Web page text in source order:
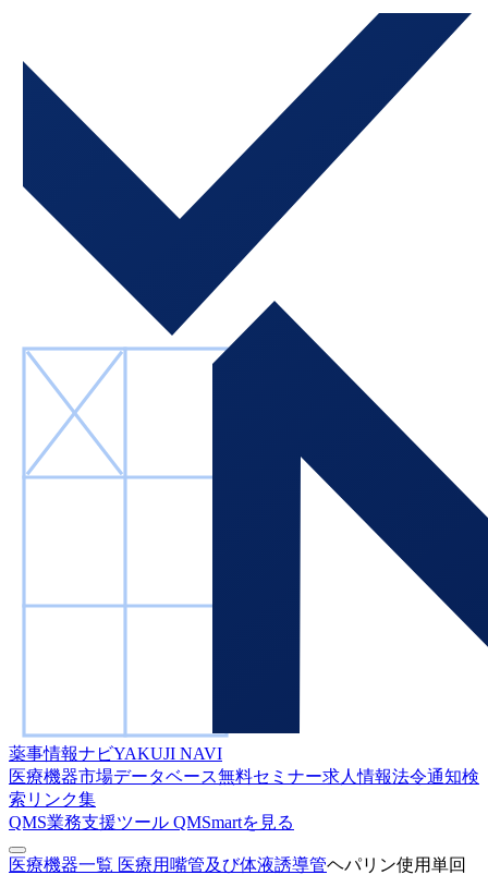
薬事情報ナビYAKUJI NAVI
医療機器市場データベース無料セミナー求人情報法令通知検
索 リンク集
QMS業務支援ツール QMSmartを見る
医療機器一覧 医療用嘴管及び体液誘導管ヘパリン使用単回